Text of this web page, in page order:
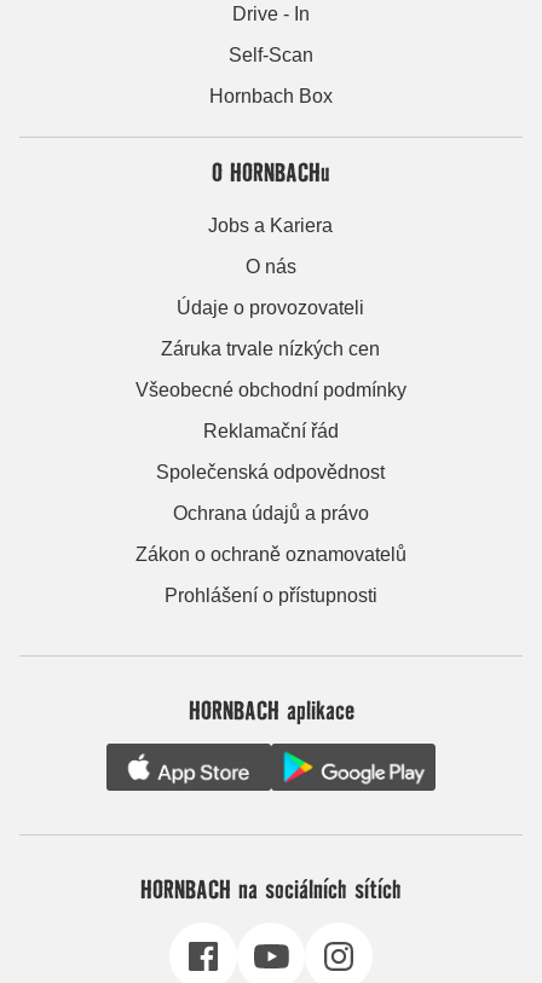
Drive - In
Self-Scan
Hornbach Box
O HORNBACHu
Jobs a Kariera
O nás
Údaje o provozovateli
Záruka trvale nízkých cen
Všeobecné obchodní podmínky
Reklamační řád
Společenská odpovědnost
Ochrana údajů a právo
Zákon o ochraně oznamovatelů
Prohlášení o přístupnosti
HORNBACH aplikace
HORNBACH na sociálních sítích